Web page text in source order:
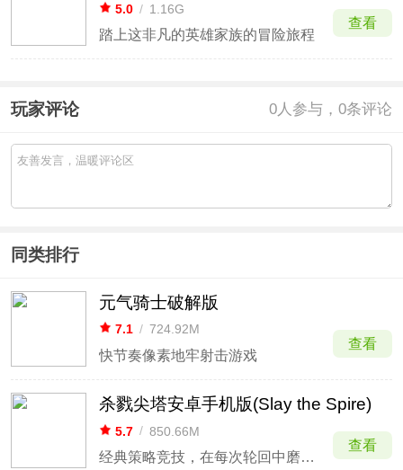
5.0 / 1.16G
踏上这非凡的英雄家族的冒险旅程
查看
玩家评论 0人参与，0条评论
同类排行
元气骑士破解版
7.1 / 724.92M
快节奏像素地牢射击游戏
查看
杀戮尖塔安卓手机版(Slay the Spire)
5.7 / 850.66M
经典策略竞技，在每次轮回中磨炼战。
查看